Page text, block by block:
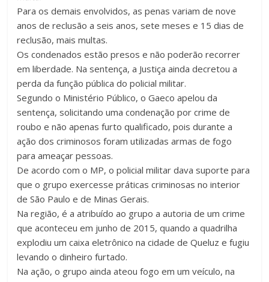
Para os demais envolvidos, as penas variam de nove
anos de reclusão a seis anos, sete meses e 15 dias de
reclusão, mais multas.
Os condenados estão presos e não poderão recorrer
em liberdade. Na sentença, a Justiça ainda decretou a
perda da função pública do policial militar.
Segundo o Ministério Público, o Gaeco apelou da
sentença, solicitando uma condenação por crime de
roubo e não apenas furto qualificado, pois durante a
ação dos criminosos foram utilizadas armas de fogo
para ameaçar pessoas.
De acordo com o MP, o policial militar dava suporte para
que o grupo exercesse práticas criminosas no interior
de São Paulo e de Minas Gerais.
Na região, é a atribuído ao grupo a autoria de um crime
que aconteceu em junho de 2015, quando a quadrilha
explodiu um caixa eletrônico na cidade de Queluz e fugiu
levando o dinheiro furtado.
Na ação, o grupo ainda ateou fogo em um veículo, na